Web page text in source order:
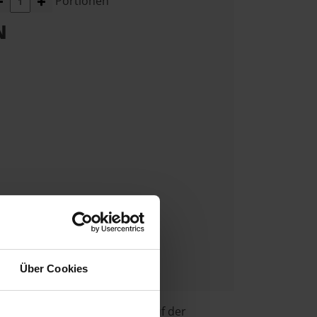
Über Cookies
Die Teigplatten sollen auf der